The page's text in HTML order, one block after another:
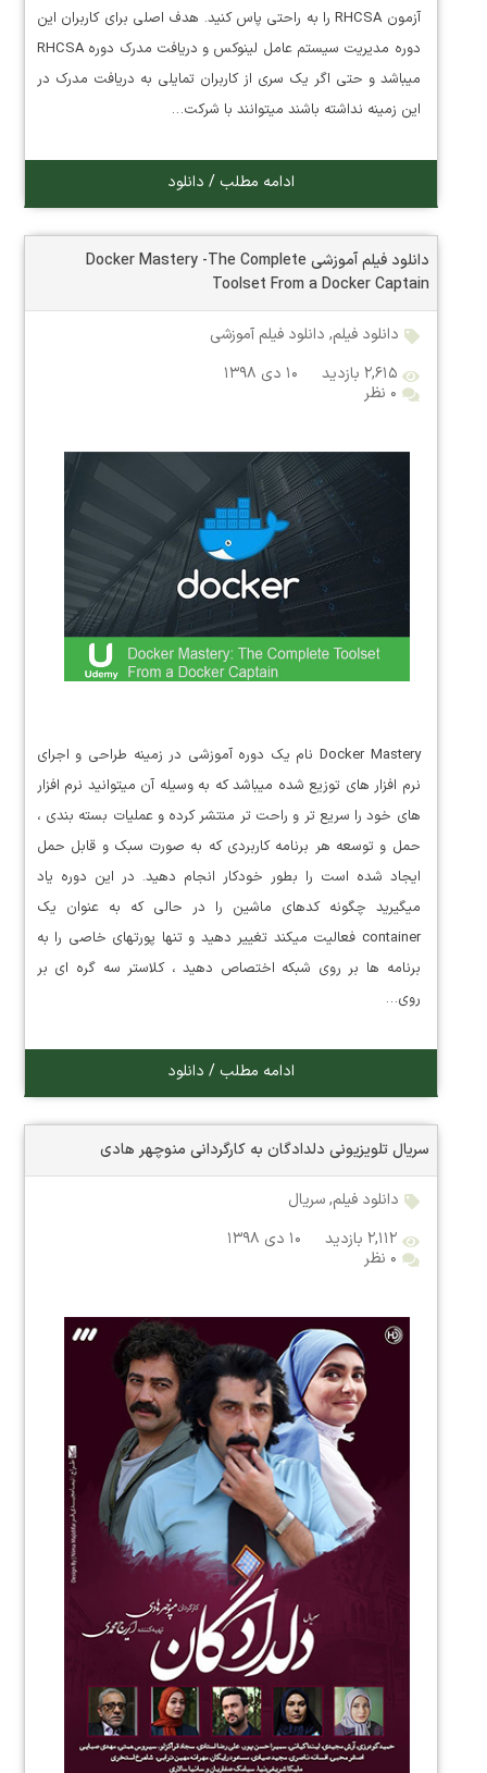
آزمون RHCSA را به راحتی پاس کنید. هدف اصلی برای کاربران این
دوره مدیریت سیستم عامل لینوکس و دریافت مدرک دوره RHCSA
میباشد و حتی اگر یک سری از کاربران تمایلی به دریافت مدرک در
این زمینه نداشته باشند میتوانند با شرکت…
ادامه مطلب / دانلود
دانلود فیلم آموزشی Docker Mastery -The Complete
Toolset From a Docker Captain
دانلود فیلم, دانلود فیلم آموزشی
۲,۶۱۵ بازدید
۱۰ دی ۱۳۹۸
۰ نظر
Docker Mastery نام یک دوره آموزشی در زمینه طراحی و اجرای
نرم افزار های توزیع شده میباشد که به وسیله آن میتوانید نرم افزار
های خود را سریع تر و راحت تر منتشر کرده و عملیات بسته بندی ،
حمل و توسعه هر برنامه کاربردی که به صورت سبک و قابل حمل
ایجاد شده است را بطور خودکار انجام دهید. در این دوره یاد
میگیرید چگونه کدهای ماشین را در حالی که به عنوان یک
container فعالیت میکند تغییر دهید و تنها پورتهای خاصی را به
برنامه ها بر روی شبکه اختصاص دهید ، کلاستر سه گره ای بر
روی…
ادامه مطلب / دانلود
سریال تلویزیونی دلدادگان به کارگردانی منوچهر هادی
دانلود فیلم,سریال
۲,۱۱۲ بازدید
۱۰ دی ۱۳۹۸
۰ نظر